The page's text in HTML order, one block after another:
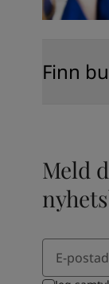
Finn
Meld
Email